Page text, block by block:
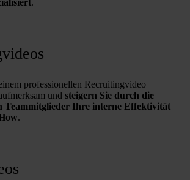
professionellen Recruitingvideo
und steigern Sie durch die
Teammitglieder Ihre interne Effektivität
.